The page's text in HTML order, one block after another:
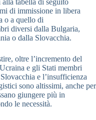
tabella di seguito
di immissione in libera
o a quello di
diversi dalla Bulgaria,
o dalla Slovacchia.
oltre l’incremento del
e gli Stati membri
e l’insufficienza
sono altissimi, anche per
giungere più in
le necessità.